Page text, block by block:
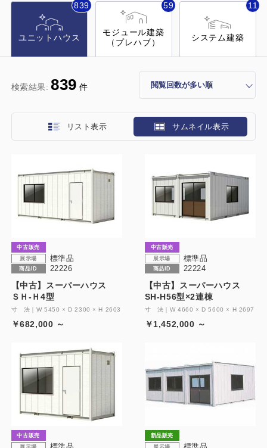
店舗
勉強部屋・子供部屋
製品特長と納入までの流れ
ユニットハウス
モジュール建築（プレハブ）
システム建築
危険物保管庫
会社概要
よくあるご質問
お問い合わせ
利用規約
特定商取引法に基づく表記
ナガワひまわり財団
展示場用地の募集
ユニットハウス
839
モジュール建築
（プレハブ）
59
システム建築
11
検索結果: 839 件
リスト表示 サムネイル表示
中古販売
展示場
標準品
商品ID 22226
【中古】スーパーハウス
ＳＨ-Ｈ4型
寸 法｜W 5450 × D 2300 × H 2603
￥682,000 ～
中古販売
展示場
標準品
商品ID 22224
【中古】スーパーハウス
SH-H56型×2連棟
寸 法｜W 4660 × D 5600 × H 2697
￥1,452,000 ～
中古販売
展示場
新品販売
展示場